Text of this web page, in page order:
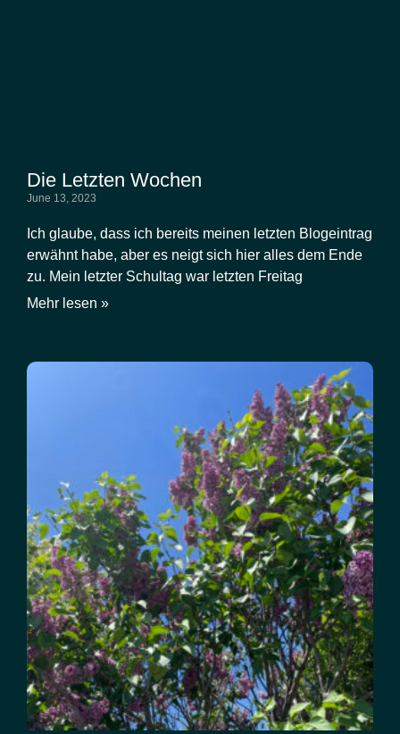
Die Letzten Wochen
June 13, 2023
Ich glaube, dass ich bereits meinen letzten Blogeintrag
erwähnt habe, aber es neigt sich hier alles dem Ende
zu. Mein letzter Schultag war letzten Freitag
Mehr lesen »